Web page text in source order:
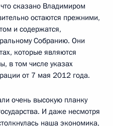
сказано Владимиром
остаются прежними,
и содержатся,
Собранию. Они
которые являются
в том числе указах
от 7 мая 2012 года.
очень высокую планку
И даже несмотря
наша экономика,